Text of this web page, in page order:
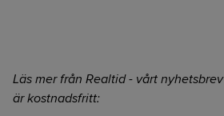
Läs mer från Realtid - vårt nyhetsbrev
är kostnadsfritt: